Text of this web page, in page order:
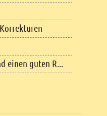
einen guten R...